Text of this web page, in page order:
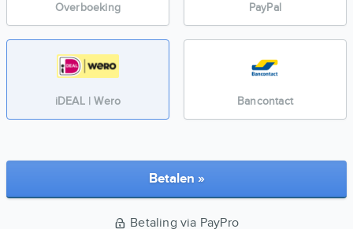
Overboeking PayPal
iDEAL | Wero Bancontact
Betalen »
Betaling via PayPro